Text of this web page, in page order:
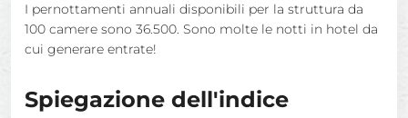
I pernottamenti annuali disponibili per la struttura da
100 camere sono 36.500. Sono molte le notti in hotel da
cui generare entrate!
Spiegazione dell'indice